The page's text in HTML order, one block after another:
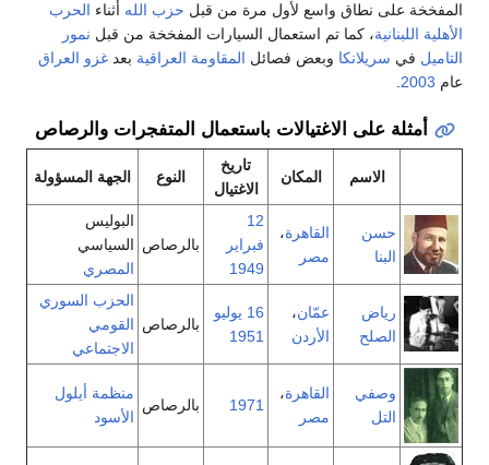
المفخخة على نطاق واسع لأول مرة من قبل حزب الله أثناء الحرب
الأهلية اللبنانية، كما تم استعمال السيارات المفخخة من قبل نمور
التاميل في سريلانكا وبعض فصائل المقاومة العراقية بعد غزو العراق
عام 2003
.
أمثلة على الاغتيالات باستعمال المتفجرات والرصاص
الاسم المكان
تاريخ
الاغتيال
النوع الجهة المسؤولة
حسن
البنا
القاهرة،
مصر
12
فبراير
1949
بالرصاص
البوليس
السياسي
المصري
رياض
الصلح
عمّان،
الأردن
16 يوليو
1951
بالرصاص
الحزب السوري
القومي
الاجتماعي
وصفي
التل
القاهرة،
مصر
1971 بالرصاص
منظمة أيلول
الأسود